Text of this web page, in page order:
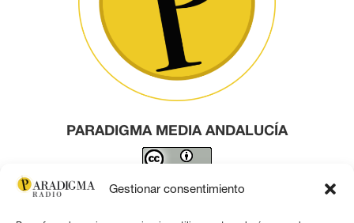
Gestionar consentimiento
PARADIGMA MEDIA ANDALUCÍA
Este obra está bajo una licencia de Creative Commons